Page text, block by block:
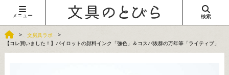
メニュー 検索
文房具ラボ
【コレ買いました！】パイロットの顔料インク「強色」＆コスパ抜群の万年筆「ライティブ」